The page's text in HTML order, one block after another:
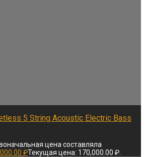
5 String Acoustic Electric Bass
цена составляла
₽Текущая цена: 170,000.00 ₽.